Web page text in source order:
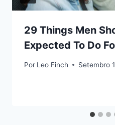
29 Things Men
Expected To Do
Por Leo Finch Setembro